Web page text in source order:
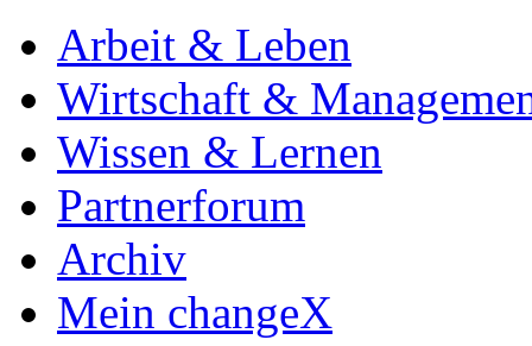
Arbeit & Leben
Wirtschaft &
Wissen & Lernen
Partnerforum
Archiv
Mein changeX